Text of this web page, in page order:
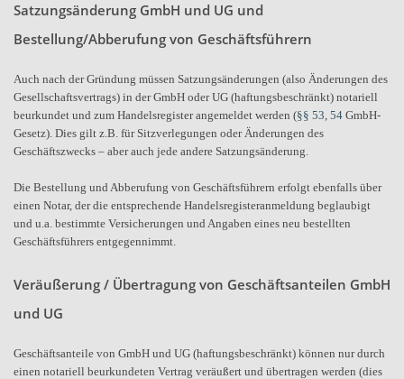
Satzungsänderung GmbH und UG und
Bestellung/Abberufung von Geschäftsführern
Auch nach der Gründung müssen Satzungsänderungen (also Änderungen des
Gesellschaftsvertrags) in der GmbH oder UG (haftungsbeschränkt) notariell
beurkundet und zum Handelsregister angemeldet werden (§§ 53, 54 GmbH-
Gesetz). Dies gilt z.B. für Sitzverlegungen oder Änderungen des
Geschäftszwecks – aber auch jede andere Satzungsänderung.
Die Bestellung und Abberufung von Geschäftsführern erfolgt ebenfalls über
einen Notar, der die entsprechende Handelsregisteranmeldung beglaubigt
und u.a. bestimmte Versicherungen und Angaben eines neu bestellten
Geschäftsführers entgegennimmt.
Veräußerung / Übertragung von Geschäftsanteilen GmbH
und UG
Geschäftsanteile von GmbH und UG (haftungsbeschränkt) können nur durch
einen notariell beurkundeten Vertrag veräußert und übertragen werden (dies